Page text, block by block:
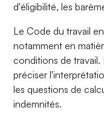
d'éligibilité, les
Le Code du travail
notamment en
conditions de
préciser
les questions de
indemnités.